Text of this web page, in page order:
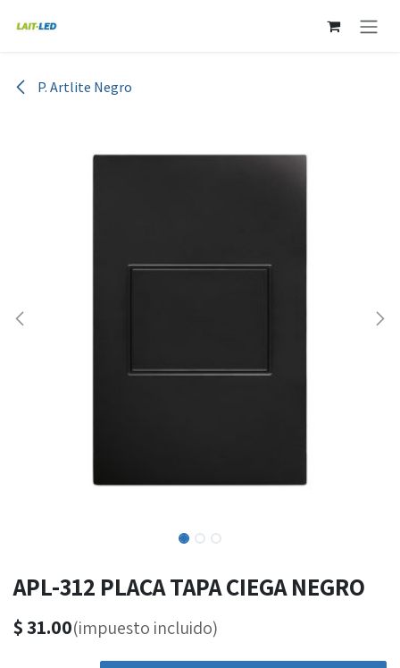
P. Artlite Negro
APL-312 PLACA TAPA CIEGA NEGRO
$31.00(impuesto incluido)